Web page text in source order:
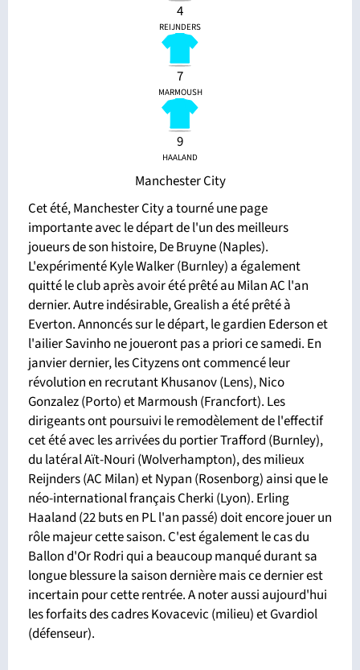
4
REIJNDERS
7
MARMOUSH
9
HAALAND
Manchester City
Cet été, Manchester City a tourné une page
importante avec le départ de l'un des meilleurs
joueurs de son histoire, De Bruyne (Naples).
L'expérimenté Kyle Walker (Burnley) a également
quitté le club après avoir été prêté au Milan AC l'an
dernier. Autre indésirable, Grealish a été prêté à
Everton. Annoncés sur le départ, le gardien Ederson et
l'ailier Savinho ne joueront pas a priori ce samedi. En
janvier dernier, les Cityzens ont commencé leur
révolution en recrutant Khusanov (Lens), Nico
Gonzalez (Porto) et Marmoush (Francfort). Les
dirigeants ont poursuivi le remodèlement de l'effectif
cet été avec les arrivées du portier Trafford (Burnley),
du latéral Aït-Nouri (Wolverhampton), des milieux
Reijnders (AC Milan) et Nypan (Rosenborg) ainsi que le
néo-international français Cherki (Lyon). Erling
Haaland (22 buts en PL l'an passé) doit encore jouer un
rôle majeur cette saison. C'est également le cas du
Ballon d'Or Rodri qui a beaucoup manqué durant sa
longue blessure la saison dernière mais ce dernier est
incertain pour cette rentrée. A noter aussi aujourd'hui
les forfaits des cadres Kovacevic (milieu) et Gvardiol
(défenseur).